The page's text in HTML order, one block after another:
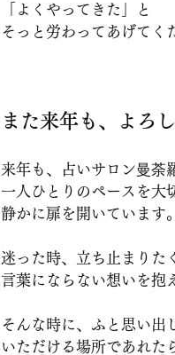
「よくやってきた」と
そっと労わってあげてく
また来年も、よろ
来年も、占いサロン曼荼
一人ひとりのペースを大
静かに扉を開いています。
迷った時、立ち止まりた
言葉にならない想いを抱
そんな時に、ふと思い出
いただける場所であれた